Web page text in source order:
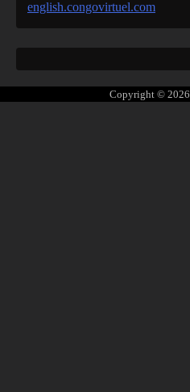
english.congovirtuel.com
Copyright © 2026